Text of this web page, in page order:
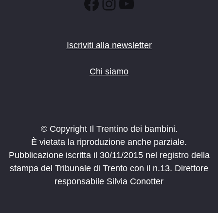
Iscriviti alla newsletter
Chi siamo
© Copyright Il Trentino dei bambini.
È vietata la riproduzione anche parziale.
Pubblicazione iscritta il 30/11/2015 nel registro della
stampa del Tribunale di Trento con il n.13. Direttore
responsabile Silvia Conotter